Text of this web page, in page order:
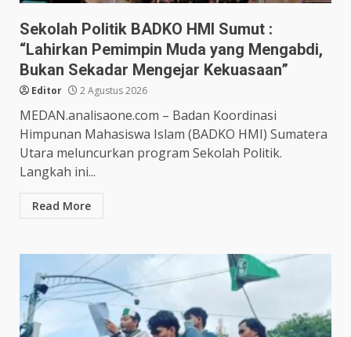
Sekolah Politik BADKO HMI Sumut :
“Lahirkan Pemimpin Muda yang Mengabdi,
Bukan Sekadar Mengejar Kekuasaan”
Editor 2 Agustus 2026
MEDAN.analisaone.com – Badan Koordinasi
Himpunan Mahasiswa Islam (BADKO HMI) Sumatera
Utara meluncurkan program Sekolah Politik.
Langkah ini...
Read More